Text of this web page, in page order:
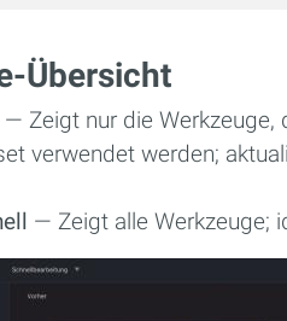
Übersicht
— Zeigt nur die Werkzeuge,
verwendet werden;
— Zeigt alle Werkzeuge;